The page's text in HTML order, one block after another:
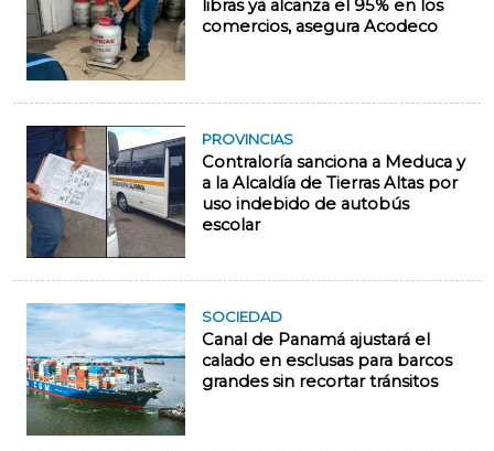
libras ya alcanza el 95% en los
comercios, asegura Acodeco
PROVINCIAS
Contraloría sanciona a Meduca y
a la Alcaldía de Tierras Altas por
uso indebido de autobús
escolar
SOCIEDAD
Canal de Panamá ajustará el
calado en esclusas para barcos
grandes sin recortar tránsitos